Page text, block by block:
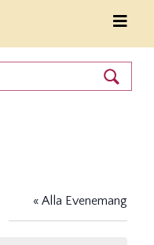
« Alla Evenemang